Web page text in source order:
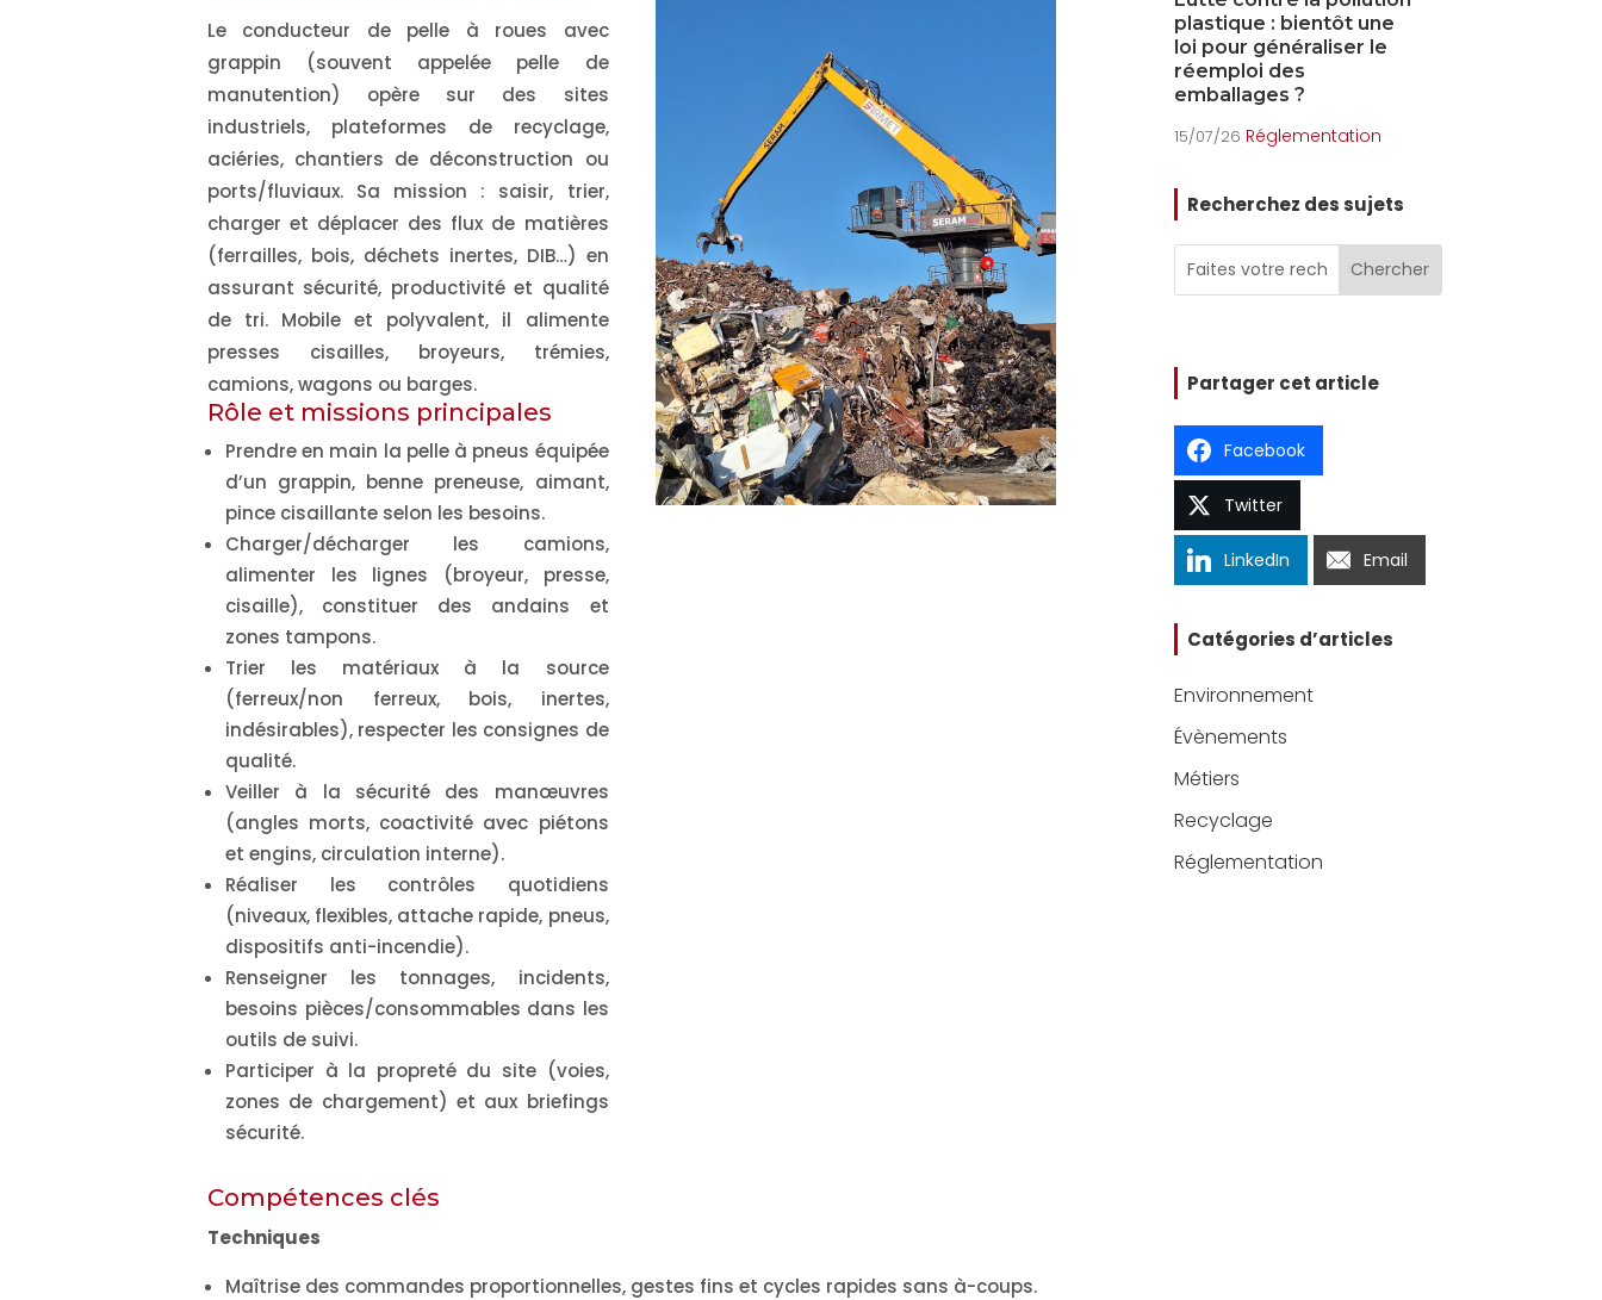
Le conducteur de pelle à roues avec
grappin (souvent appelée pelle de
manutention) opère sur des sites
industriels, plateformes de recyclage,
aciéries, chantiers de déconstruction ou
ports/fluviaux. Sa mission : saisir, trier,
charger et déplacer des flux de matières
(ferrailles, bois, déchets inertes, DIB…) en
assurant sécurité, productivité et qualité
de tri. Mobile et polyvalent, il alimente
presses cisailles, broyeurs, trémies,
camions, wagons ou barges.
Rôle et missions principales
Prendre en main la pelle à pneus équipée
d’un grappin, benne preneuse, aimant,
pince cisaillante selon les besoins.
Charger/décharger les camions,
alimenter les lignes (broyeur, presse,
cisaille), constituer des andains et
zones tampons.
Trier les matériaux à la source
(ferreux/non ferreux, bois, inertes,
indésirables), respecter les consignes de
qualité.
Veiller à la sécurité des manœuvres
(angles morts, coactivité avec piétons
et engins, circulation interne).
Réaliser les contrôles quotidiens
(niveaux, flexibles, attache rapide, pneus,
dispositifs anti-incendie).
Renseigner les tonnages, incidents,
besoins pièces/consommables dans les
outils de suivi.
Participer à la propreté du site (voies,
zones de chargement) et aux briefings
sécurité.
Compétences clés
Techniques
Maîtrise des commandes proportionnelles, gestes fins et cycles rapides sans à-coups.
PMCB
15/07/26
emballages ?
15/07/26
accumulateurs :
obligations et évolutions
2026
Réglementation
Recherchez des sujets
Partager cet article
Facebook
Twitter
LinkedIn Email
Catégories d’articles
Environnement
Évènements
Métiers
Recyclage
Réglementation